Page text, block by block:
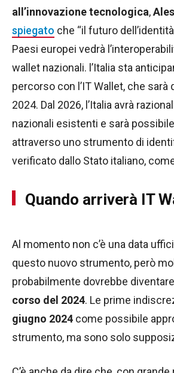
all’innovazione tecnologica,
spiegato che “il futuro
Paesi europei vedrà
wallet nazionali. l’Italia sta
percorso con l’IT Wallet, che sarà
2024. Dal 2026, l’Italia avrà
nazionali esistenti e sarà
attraverso uno strumento di
verificato dallo Stato italiano, come
Quando arriverà IT
Al momento non c’è una data
questo nuovo strumento, però
probabilmente dovrebbe diventare
corso del 2024. Le prime
giugno 2024 come possibile
strumento, ma sono solo